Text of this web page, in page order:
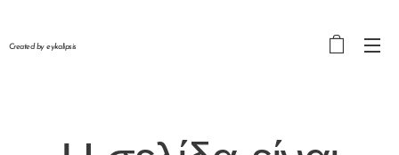
Created by eykalipsis